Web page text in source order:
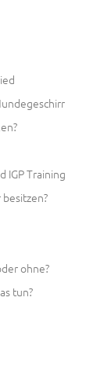
IGP Training
ohne?
tun?